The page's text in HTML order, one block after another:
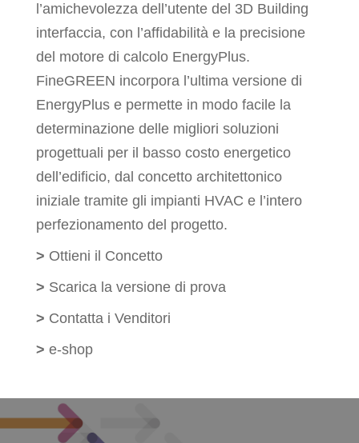
l’amichevolezza dell’utente del 3D Building
interfaccia, con l’affidabilità e la precisione
del motore di calcolo EnergyPlus.
FineGREEN incorpora l’ultima versione di
EnergyPlus e permette in modo facile la
determinazione delle migliori soluzioni
progettuali per il basso costo energetico
dell’edificio, dal concetto architettonico
iniziale tramite gli impianti HVAC e l’intero
perfezionamento del progetto.
> Ottieni il Concetto
> Scarica la versione di prova
> Contatta i Venditori
> e-shop